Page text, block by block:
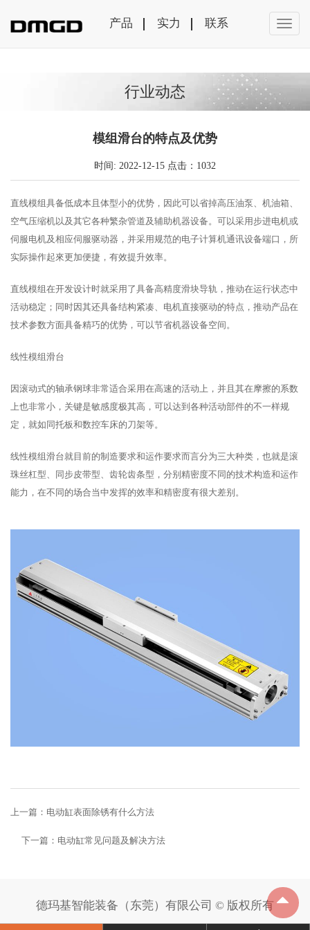
产品 实力 联系
行业动态
模组滑台的特点及优势
时间: 2022-12-15 点击：1032
直线模组具备低成本且体型小的优势，因此可以省掉高压油泵、机油箱、
空气压缩机以及其它各种繁杂管道及辅助机器设备。可以采用步进电机或
伺服电机及相应伺服驱动器，并采用规范的电子计算机通讯设备端口，所
实际操作起來更加便捷，有效提升效率。
直线模组在开发设计时就采用了具备高精度滑块导轨，推动在运行状态中
活动稳定；同时因其还具备结构紧凑、电机直接驱动的特点，推动产品在
技术参数方面具备精巧的优势，可以节省机器设备空间。
线性模组滑台
因滚动式的轴承钢球非常适合采用在高速的活动上，并且其在摩擦的系数
上也非常小，关键是敏感度极其高，可以达到各种活动部件的不一样规
定，就如同托板和数控车床的刀架等。
线性模组滑台就目前的制造要求和运作要求而言分为三大种类，也就是滚
珠丝杠型、同步皮带型、齿轮齿条型，分别精密度不同的技术构造和运作
能力，在不同的场合当中发挥的效率和精密度有很大差别。
上一篇： 电动缸表面除锈有什么方法
下一篇： 电动缸常见问题及解决方法
德玛基智能装备（东莞）有限公司 © 版权所有